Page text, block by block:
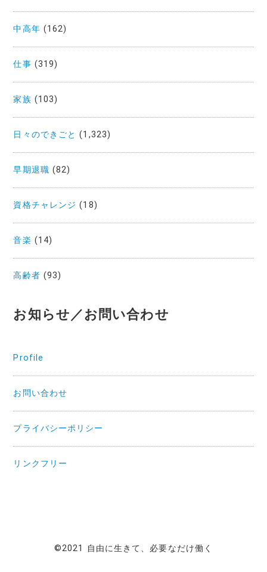
中高年 (162)
仕事 (319)
家族 (103)
日々のできごと (1,323)
早期退職 (82)
資格チャレンジ (18)
音楽 (14)
高齢者 (93)
お知らせ／お問い合わせ
Profile
お問い合わせ
プライバシーポリシー
リンクフリー
©2021 自由に生きて、必要なだけ働く